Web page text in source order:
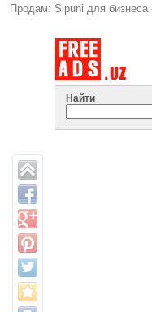
Продам: Sipuni для бизнеса
Найти